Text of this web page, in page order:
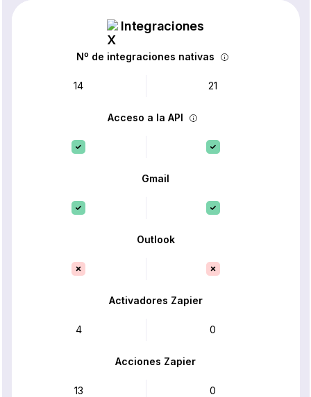
Integraciones
Nº de integraciones nativas
14 21
Acceso a la API
Gmail
Outlook
Activadores Zapier
4 0
Acciones Zapier
13 0